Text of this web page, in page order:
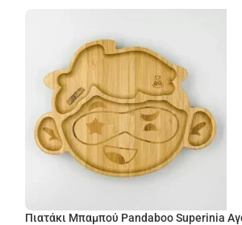
Πιατάκι Μπαμπού Pandaboo Superinia